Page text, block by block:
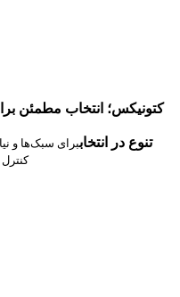
کتونیکس؛ انتخاب مطمئن
تنوع در انتخاببرای سبک‌ها و